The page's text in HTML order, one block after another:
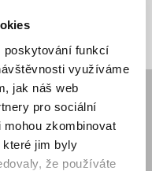
poskytování funkcí
využíváme
jak náš web
pro sociální
mohou zkombinovat
jim byly
že používáte
Přihlásit se
novinky
poukazy
program